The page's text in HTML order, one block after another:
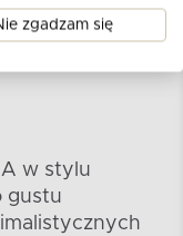
w stylu
gustu
zgadzam się